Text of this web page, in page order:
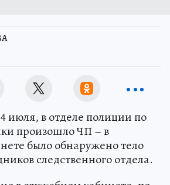
июля, в отделе полиции по
произошло ЧП – в
было обнаружено тело
следственного отдела.